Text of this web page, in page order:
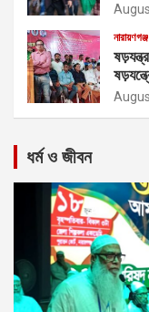
নারায়ণগঞ্জ
ধর্ম ও জীবন